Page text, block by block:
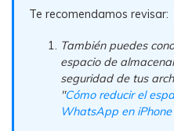
Te recomendamos revisar:
También puedes
espacio de
seguridad de tus
"Cómo reducir el
WhatsApp en